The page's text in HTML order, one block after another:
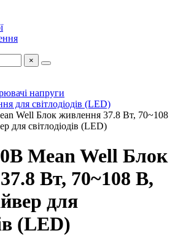
×
напруги
для світлодіодів (LED)
Well Блок живлення 37.8 Вт, 70~108
для світлодіодів (LED)
Mean Well Блок
Вт, 70~108 В,
для
(LED)